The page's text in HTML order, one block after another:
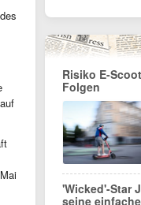
Risiko E-
Folgen
'Wicked'-Star
seine